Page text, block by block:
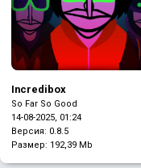
Incredibox
So Far So Good
14-08-2025, 01:24
Версия: 0.8.5
Размер: 192,39 Mb